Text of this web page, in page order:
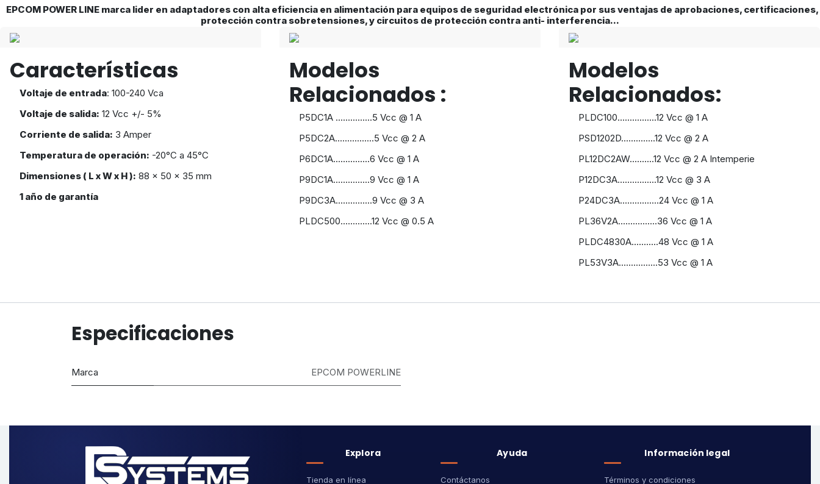
EPCOM POWER LINE marca lider en adaptadores con alta eficiencia en alimentación para equipos de seguridad electrónica por sus ventajas de aprobaciones, certificaciones,
protección contra sobretensiones, y circuitos de protección contra anti- interferencia...
Características
Voltaje de entrada: 100-240 Vca
Voltaje de salida: 12 Vcc +/- 5%
Corriente de salida: 3 Amper
Temperatura de operación: -20°C a 45°C
Dimensiones ( L x W x H ): 88 x 50 x 35 mm
1 año de garantía
Modelos
Relacionados :
P5DC1A ...............5 Vcc @ 1 A
P5DC2A................5 Vcc @ 2 A
P6DC1A...............6 Vcc @ 1 A
P9DC1A...............9 Vcc @ 1 A
P9DC3A...............9 Vcc @ 3 A
PLDC500.............12 Vcc @ 0.5 A
Modelos
Relacionados:
PLDC100................12 Vcc @ 1 A
PSD1202D..............12 Vcc @ 2 A
PL12DC2AW..........12 Vcc @ 2 A Intemperie
P12DC3A................12 Vcc @ 3 A
P24DC3A................24 Vcc @ 1 A
PL36V2A................36 Vcc @ 1 A
PLDC4830A...........48 Vcc @ 1 A
PL53V3A................53 Vcc @ 1 A
Especificaciones
Marca EPCOM POWERLINE
Explora
Tienda en línea
Ayuda
Contáctanos
Información legal
Términos y condiciones